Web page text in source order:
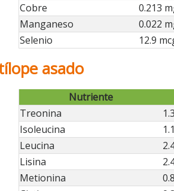
Cobre
0.213
Manganeso
0.022
Selenio
12.9
asado
Nutriente
Treonina
Isoleucina
Leucina
Lisina
Metionina